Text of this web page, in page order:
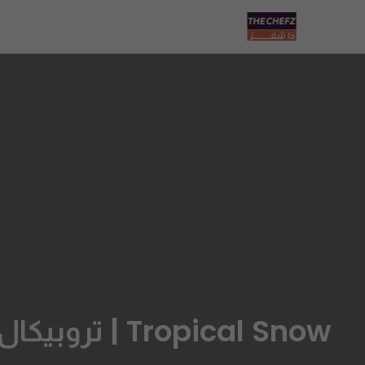
Tropical Snow | تروبيكال سنو